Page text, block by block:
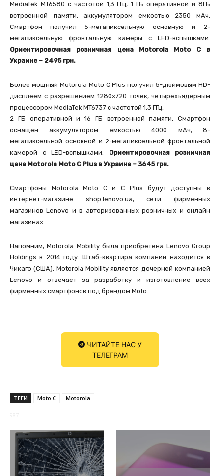
MediaTek MT6580 с частотой 1,3 ГГц, 1 ГБ оперативной и 8ГБ
встроенной памяти, аккумулятором емкостью 2350 мАч.
Смартфон получил 5-мегапиксельную основную и 2-
мегапиксельную фронтальную камеры с LED-вспышками.
Ориентировочная розничная цена Motorola Moto C в
Украине – 2495 грн.
Более мощный Motorola Moto C Plus получил 5-дюймовым HD-
дисплеем с разрешением 1280х720 точек, четырехъядерным
процессором MediaTek MT6737 с частотой 1,3 ГГц,
2 ГБ оперативной и 16 ГБ встроенной памяти. Смартфон
оснащен аккумулятором емкостью 4000 мАч, 8-
мегапиксельной основной и 2-мегапиксельной фронтальной
камерой с LED-вспышками. Ориентировочная розничная
цена Motorola Moto C Plus в Украине – 3645 грн.
Смартфоны Motorola Moto C и С Plus будут доступны в
интернет-магазине shop.lenovo.ua, сети фирменных
магазинов Lenovo и в авторизованных розничных и онлайн
магазинах.
Напомним, Motorola Mobility была приобретена Lenovo Group
Holdings в 2014 году. Штаб-квартира компании находится в
Чикаго (США). Motorola Mobility является дочерней компанией
Lenovo и отвечает за разработку и изготовление всех
фирменных смартфонов под брендом Moto.
ЧИТАЙТЕ НАС У
ТЕЛЕГРАМ
ТЕГИ Moto C Motorola